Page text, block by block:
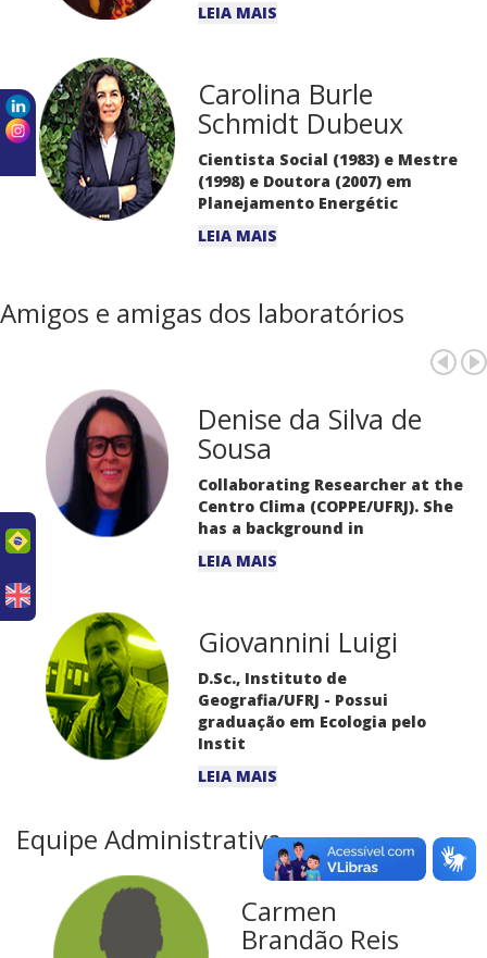
LEIA MAIS
Carolina Burle
Schmidt Dubeux
Cientista Social (1983) e Mestre
(1998) e Doutora (2007) em
Planejamento Energétic
LEIA MAIS
Amigos e amigas dos laboratórios
Denise da Silva de
Sousa
Collaborating Researcher at the
Centro Clima (COPPE/UFRJ). She
has a background in
LEIA MAIS
Giovannini Luigi
D.Sc., Instituto de
Geografia/UFRJ - Possui
graduação em Ecologia pelo
Instit
LEIA MAIS
Equipe Administrativa
Carmen
Brandão Reis